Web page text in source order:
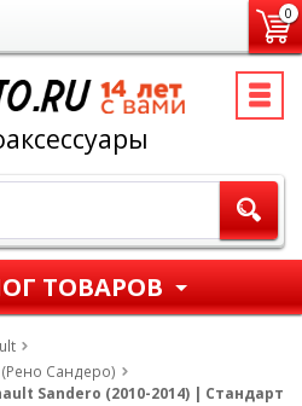
0
ТОВАРОВ
Сандеро)
Sandero (2010-2014) | Стандарт